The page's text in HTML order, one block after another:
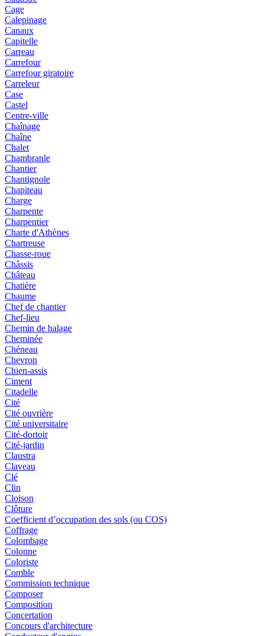
Cage
Calepinage
Canaux
Capitelle
Carreau
Carrefour
Carrefour giratoire
Carreleur
Case
Castel
Centre-ville
Chaînage
Chaîne
Chalet
Chambranle
Chantier
Chantignole
Chapiteau
Charge
Charpente
Charpentier
Charte d'Athènes
Chartreuse
Chasse-roue
Châssis
Château
Chatière
Chaume
Chef de chantier
Chef-lieu
Chemin de halage
Cheminée
Chéneau
Chevron
Chien-assis
Ciment
Citadelle
Cité
Cité ouvrière
Cité universitaire
Cité-dortoir
Cité-jardin
Claustra
Claveau
Clé
Clin
Cloison
Clôture
Coefficient d’occupation des sols (ou COS)
Coffrage
Colombage
Colonne
Coloriste
Comble
Commission technique
Composer
Composition
Concertation
Concours d'architecture